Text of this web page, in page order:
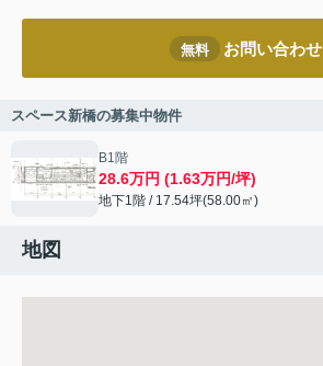
無料 お問い合わせ
スペース新橋の募集中物件
B1階
28.6万円 (1.63万円/坪)
地下1階 / 17.54坪(58.00㎡)
地図